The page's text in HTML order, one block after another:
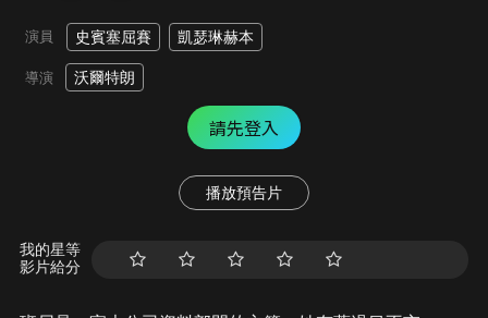
演員 史賓塞屈賽 凱瑟琳赫本
導演 沃爾特朗
請先登入
播放預告片
我的星等
影片給分